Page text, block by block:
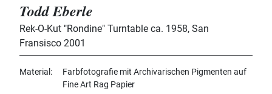
Todd Eberle
Rek-O-Kut "Rondine" Turntable ca. 1958, San
Fransisco 2001
Material
Farbfotografie mit Archivarischen Pigmenten auf
Fine Art Rag Papier